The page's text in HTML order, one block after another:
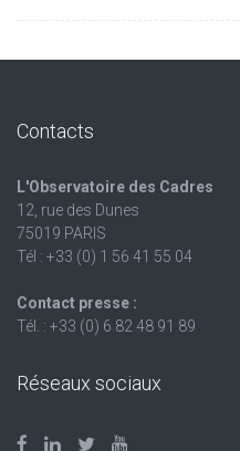
Contacts
L'Observatoire des Cadres
12, rue des Dunes
75019 PARIS
Tél : +33 (0) 1 56 41 55 04
Contact presse :
Tél. : +33 (0) 6 82 48 91 89
Réseaux sociaux